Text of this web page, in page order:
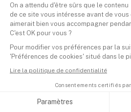
On a attendu d'être sûrs que le contenu
de ce site vous intéresse avant de vous
aimerait bien vous accompagner
C'est OK pour vous ?
Pour modifier vos préférences par la
'Préférences de cookies' situé dans le
Lire la politique de confidentialité
Consentements certifiés par
Paramètres
Combien rapportent 250
mois ?
Rédigé parMounir Laggoune
Combien rapportent 20 000